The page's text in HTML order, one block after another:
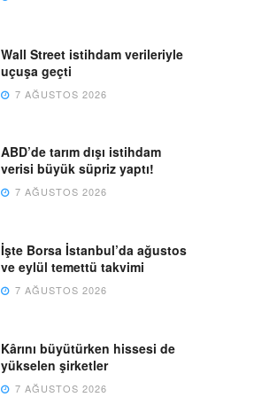
Wall Street istihdam verileriyle
uçuşa geçti
7 AĞUSTOS 2026
ABD’de tarım dışı istihdam
verisi büyük süpriz yaptı!
7 AĞUSTOS 2026
İşte Borsa İstanbul’da ağustos
ve eylül temettü takvimi
7 AĞUSTOS 2026
Kârını büyütürken hissesi de
yükselen şirketler
7 AĞUSTOS 2026